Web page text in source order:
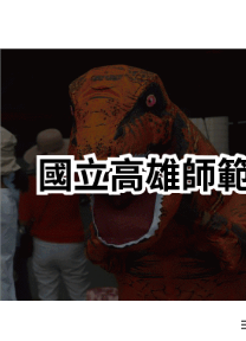
轉
要
內
容